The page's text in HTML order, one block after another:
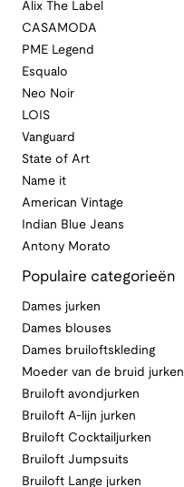
Alix The Label
CASAMODA
PME Legend
Esqualo
Neo Noir
LOIS
Vanguard
State of Art
Name it
American Vintage
Indian Blue Jeans
Antony Morato
Populaire categorieën
Dames jurken
Dames blouses
Dames bruiloftskleding
Moeder van de bruid jurken
Bruiloft avondjurken
Bruiloft A-lijn jurken
Bruiloft Cocktailjurken
Bruiloft Jumpsuits
Bruiloft Lange jurken